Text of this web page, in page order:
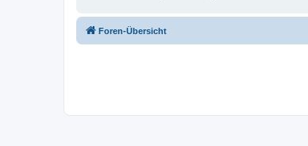
Foren-Übersicht